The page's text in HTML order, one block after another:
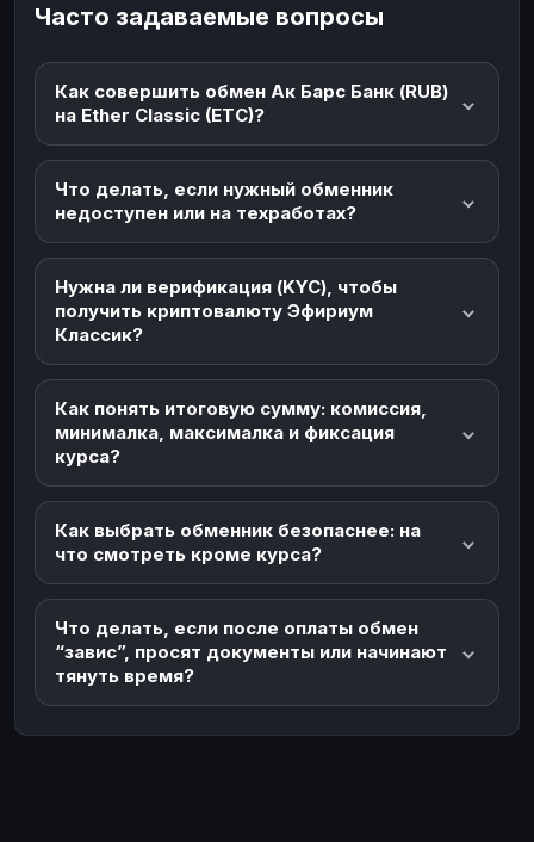
Часто задаваемые вопросы
Как совершить обмен Ак Барс Банк (RUB)
на Ether Classic (ETC)?
Что делать, если нужный обменник
недоступен или на техработах?
Нужна ли верификация (KYC), чтобы
получить криптовалюту Эфириум
Классик?
Как понять итоговую сумму: комиссия,
минималка, максималка и фиксация
курса?
Как выбрать обменник безопаснее: на
что смотреть кроме курса?
Что делать, если после оплаты обмен
“завис”, просят документы или начинают
тянуть время?